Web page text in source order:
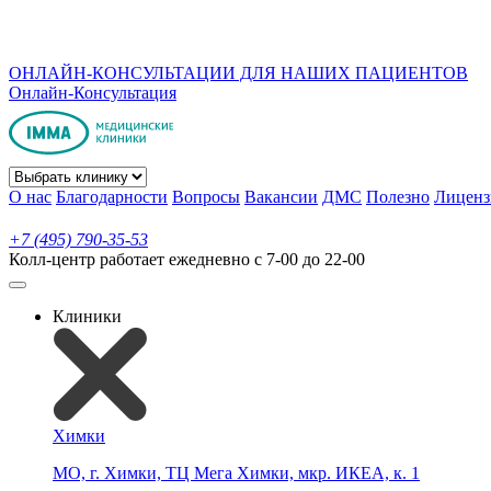
ОНЛАЙН-КОНСУЛЬТАЦИИ ДЛЯ НАШИХ ПАЦИЕНТОВ
Онлайн-Консультация
О нас Благодарности Вопросы Вакансии ДМС Полезно
+7 (495) 790-35-53
Колл-центр работает ежедневно с 7-00 до 22-00
Клиники
Химки
МО, г. Химки, ТЦ Мега Химки, мкр. ИКЕА, к. 1